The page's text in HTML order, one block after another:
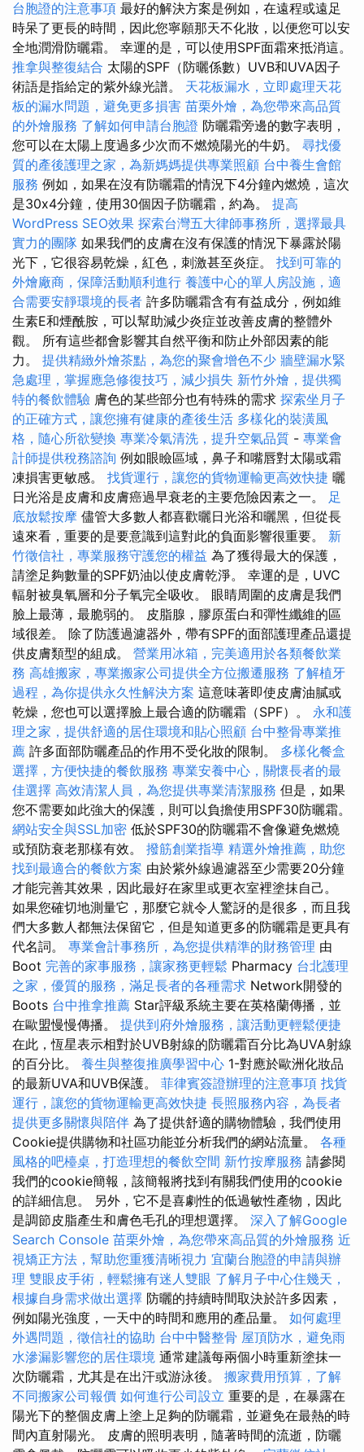
台胞證的注意事項 最好的解決方案是例如，在遠程或遠足
時呆了更長的時間，因此您寧願那天不化妝，以便您可以安
全地潤滑防曬霜。 幸運的是，可以使用SPF面霜來抵消這。
推拿與整復結合 太陽的SPF（防曬係數）UVB和UVA因子
術語是指給定的紫外線光譜。 天花板漏水，立即處理天花
板的漏水問題，避免更多損害 苗栗外燴，為您帶來高品質
的外燴服務 了解如何申請台胞證 防曬霜旁邊的數字表明，
您可以在太陽上度過多少次而不燃燒陽光的牛奶。 尋找優
質的產後護理之家，為新媽媽提供專業照顧 台中養生會館
服務 例如，如果在沒有防曬霜的情況下4分鐘內燃燒，這次
是30x4分鐘，使用30個因子防曬霜，約為。 提高
WordPress SEO效果 探索台灣五大律師事務所，選擇最具
實力的團隊 如果我們的皮膚在沒有保護的情況下暴露於陽
光下，它很容易乾燥，紅色，刺激甚至炎症。 找到可靠的
外燴廠商，保障活動順利進行 養護中心的單人房設施，適
合需要安靜環境的長者 許多防曬霜含有有益成分，例如維
生素E和煙酰胺，可以幫助減少炎症並改善皮膚的整體外
觀。 所有這些都會影響其自然平衡和防止外部因素的能
力。 提供精緻外燴茶點，為您的聚會增色不少 牆壁漏水緊
急處理，掌握應急修復技巧，減少損失 新竹外燴，提供獨
特的餐飲體驗 膚色的某些部分也有特殊的需求 探索坐月子
的正確方式，讓您擁有健康的產後生活 多樣化的裝潢風
格，隨心所欲變換 專業冷氣清洗，提升空氣品質 - 專業會
計師提供稅務諮詢 例如眼瞼區域，鼻子和嘴唇對太陽或霜
凍損害更敏感。 找貨運行，讓您的貨物運輸更高效快捷 曬
日光浴是皮膚和皮膚癌過早衰老的主要危險因素之一。 足
底放鬆按摩 儘管大多數人都喜歡曬日光浴和曬黑，但從長
遠來看，重要的是要意識到這對此的負面影響很重要。 新
竹徵信社，專業服務守護您的權益 為了獲得最大的保護，
請塗足夠數量的SPF奶油以使皮膚乾淨。 幸運的是，UVC
輻射被臭氧層和分子氧完全吸收。 眼睛周圍的皮膚是我們
臉上最薄，最脆弱的。 皮脂腺，膠原蛋白和彈性纖維的區
域很差。 除了防護過濾器外，帶有SPF的面部護理產品還提
供皮膚類型的組成。 營業用冰箱，完美適用於各類餐飲業
務 高雄搬家，專業搬家公司提供全方位搬遷服務 了解植牙
過程，為你提供永久性解決方案 這意味著即使皮膚油膩或
乾燥，您也可以選擇臉上最合適的防曬霜（SPF）。 永和護
理之家，提供舒適的居住環境和貼心照顧 台中整骨專業推
薦 許多面部防曬產品的作用不受化妝的限制。 多樣化餐盒
選擇，方便快捷的餐飲服務 專業安養中心，關懷長者的最
佳選擇 高效清潔人員，為您提供專業清潔服務 但是，如果
您不需要如此強大的保護，則可以負擔使用SPF30防曬霜。
網站安全與SSL加密 低於SPF30的防曬霜不會像避免燃燒
或預防衰老那樣有效。 撥筋創業指導 精選外燴推薦，助您
找到最適合的餐飲方案 由於紫外線過濾器至少需要20分鐘
才能完善其效果，因此最好在家里或更衣室裡塗抹自己。
如果您確切地測量它，那麼它就令人驚訝的是很多，而且我
們大多數人都無法保留它，但是知道更多的防曬霜是更具有
代名詞。 專業會計事務所，為您提供精準的財務管理 由
Boot 完善的家事服務，讓家務更輕鬆 Pharmacy 台北護理
之家，優質的服務，滿足長者的各種需求 Network開發的
Boots 台中推拿推薦 Star評級系統主要在英格蘭傳播，並
在歐盟慢慢傳播。 提供到府外燴服務，讓活動更輕鬆便捷
在此，恆星表示相對於UVB射線的防曬霜百分比為UVA射線
的百分比。 養生與整復推廣學習中心 1-對應於歐洲化妝品
的最新UVA和UVB保護。 菲律賓簽證辦理的注意事項 找貨
運行，讓您的貨物運輸更高效快捷 長照服務內容，為長者
提供更多關懷與陪伴 為了提供舒適的購物體驗，我們使用
Cookie提供購物和社區功能並分析我們的網站流量。 各種
風格的吧檯桌，打造理想的餐飲空間 新竹按摩服務 請參閱
我們的cookie簡報，該簡報將找到有關我們使用的cookie
的詳細信息。 另外，它不是喜劇性的低過敏性產物，因此
是調節皮脂產生和膚色毛孔的理想選擇。 深入了解Google
Search Console 苗栗外燴，為您帶來高品質的外燴服務 近
視矯正方法，幫助您重獲清晰視力 宜蘭台胞證的申請與辦
理 雙眼皮手術，輕鬆擁有迷人雙眼 了解月子中心住幾天，
根據自身需求做出選擇 防曬的持續時間取決於許多因素，
例如陽光強度，一天中的時間和應用的產品量。 如何處理
外遇問題，徵信社的協助 台中中醫整骨 屋頂防水，避免雨
水滲漏影響您的居住環境 通常建議每兩個小時重新塗抹一
次防曬霜，尤其是在出汗或游泳後。 搬家費用預算，了解
不同搬家公司報價 如何進行公司設立 重要的是，在暴露在
陽光下的整個皮膚上塗上足夠的防曬霜，並避免在最熱的時
間內直射陽光。 皮膚的照明表明，隨著時間的流逝，防曬